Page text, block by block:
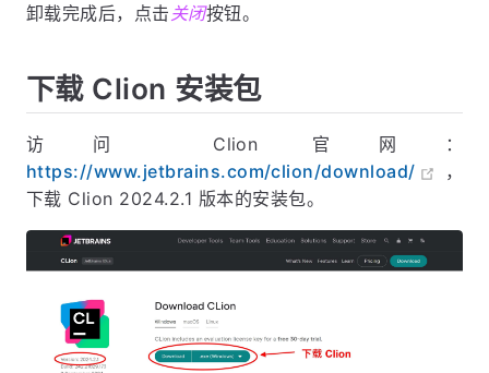
卸载完成后，点击 关闭按钮。
下载 Clion 安装包
访问 Clion 官网：
https://www.jetbrains.com/clion/download/
，
下载 Clion 2024.2.1 版本的安装包。